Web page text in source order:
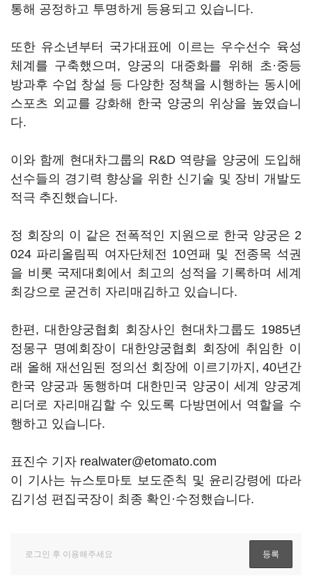
통해 공정하고 투명하게 등용되고 있습니다.
또한 유소년부터 국가대표에 이르는 우수선수 육성
체계를 구축했으며, 양궁의 대중화를 위해 초·중등
방과후 수업 창설 등 다양한 정책을 시행하는 동시에
스포츠 외교를 강화해 한국 양궁의 위상을 높였습니
다.
이와 함께 현대차그룹의 R&D 역량을 양궁에 도입해
선수들의 경기력 향상을 위한 신기술 및 장비 개발도
적극 추진했습니다.
정 회장의 이 같은 전폭적인 지원으로 한국 양궁은 2
024 파리올림픽 여자단체전 10연패 및 전종목 석권
을 비롯 국제대회에서 최고의 성적을 기록하며 세계
최강으로 굳건히 자리매김하고 있습니다.
한편, 대한양궁협회 회장사인 현대차그룹도 1985년
정몽구 명예회장이 대한양궁협회 회장에 취임한 이
래 올해 재선임된 정의선 회장에 이르기까지, 40년간
한국 양궁과 동행하며 대한민국 양궁이 세계 양궁계
리더로 자리매김할 수 있도록 다방면에서 역할을 수
행하고 있습니다.
표진수 기자 realwater@etomato.com
이 기사는 뉴스토마토 보도준칙 및 윤리강령에 따라
김기성 편집국장이 최종 확인·수정했습니다.